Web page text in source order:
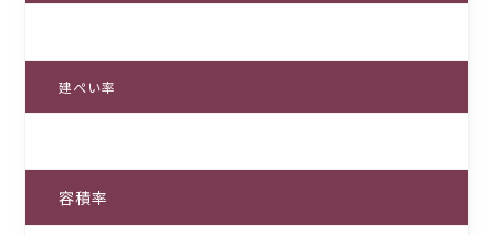
建ぺい率
容積率